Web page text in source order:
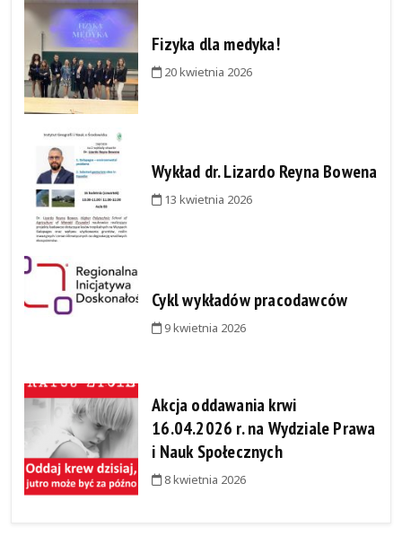
Fizyka dla medyka!
20 kwietnia 2026
Wykład dr. Lizardo Reyna Bowena
13 kwietnia 2026
Cykl wykładów pracodawców
9 kwietnia 2026
Akcja oddawania krwi
16.04.2026 r. na Wydziale Prawa
i Nauk Społecznych
8 kwietnia 2026